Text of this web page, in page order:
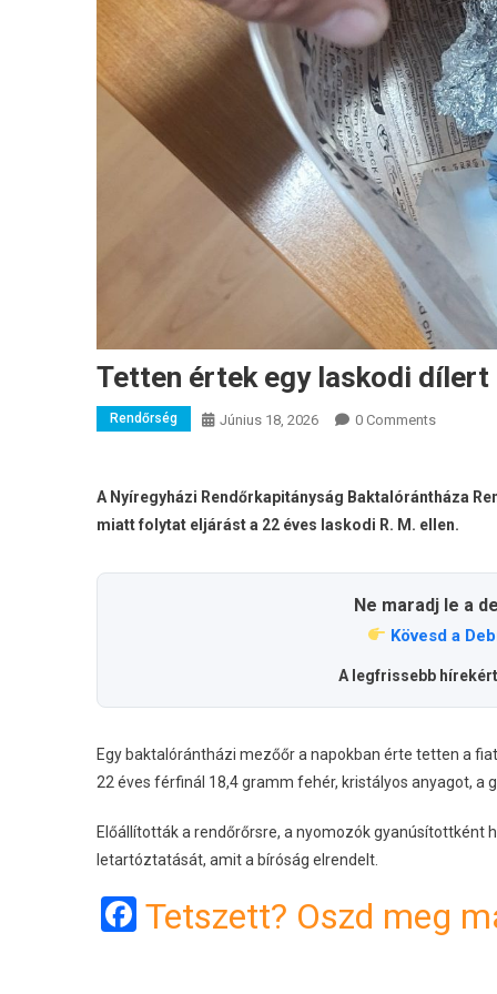
Tetten értek egy laskodi dílert
Rendőrség Június 18, 2026 0 Comments
A Nyíregyházi Rendőrkapitányság Baktalórántháza
miatt folytat eljárást a 22 éves laskodi R. M. ellen.
Ne maradj le a
Kövesd a
A legfrissebb
Egy baktalórántházi mezőőr a napokban érte tetten a
22 éves férfinál 18,4 gramm fehér, kristályos anyagot,
Előállították a rendőrőrsre, a nyomozók
letartóztatását, amit a bíróság elrendelt.
Facebook
Tetszett? Oszd meg